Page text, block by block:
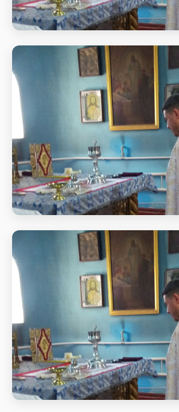
Святкове богослужіння
Початок Божественної
Святкове богослужіння
Початок Божественної